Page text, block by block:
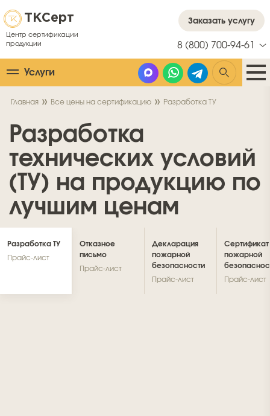
ТКСерт
Центр сертификации
продукции
8 (800) 700-94-61
Заказать услугу
Услуги
Главная Все цены на сертификацию Разработка ТУ
Разработка
технических условий
(ТУ) на продукцию по
лучшим ценам
Разработка ТУ
Отказное
письмо
Декларация
пожарной
безопасности
Сертификат
пожарной